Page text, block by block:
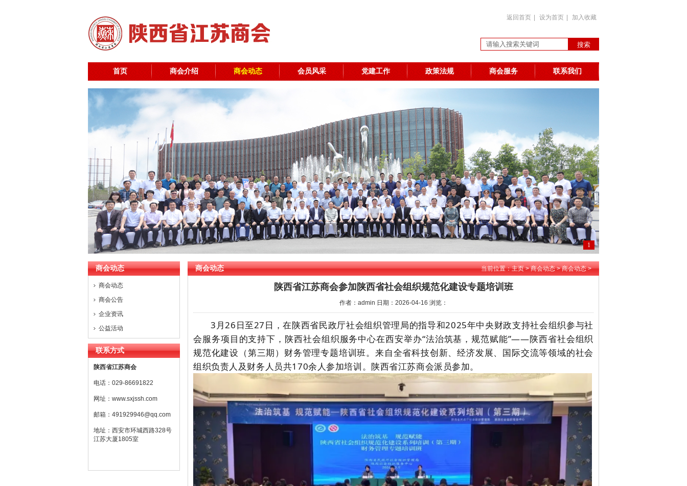
返回首页 设为首页 加入收藏
首页 商会介绍 商会动态 会员风采 党建工作 政策法规 商会服务 联系我们
2
1
商会动态
商会动态
商会公告
企业资讯
公益活动
联系方式
陕西省江苏商会
电话：029-86691822
网址： www.sxjssh.com
邮箱： 491929946@qq.com
地址：西安市环城西路328号
江苏大厦1805室
商会动态 当前位置：主页>商会动态>商会动态>
陕西省江苏商会参加陕西省社会组织规范化建设专题培训班
作者：admin 日期：2026-04-16 浏览：
3月26日至27日，在陕西省民政厅社会组织管理局的指导和2025年中央财政支持社会组织参与社
会服务项目的支持下，陕西社会组织服务中心在西安举办“法治筑基，规范赋能”——陕西省社会组织
规范化建设（第三期）财务管理专题培训班。来自全省科技创新、经济发展、国际交流等领域的社会
组织负责人及财务人员共170余人参加培训。陕西省江苏商会派员参加。